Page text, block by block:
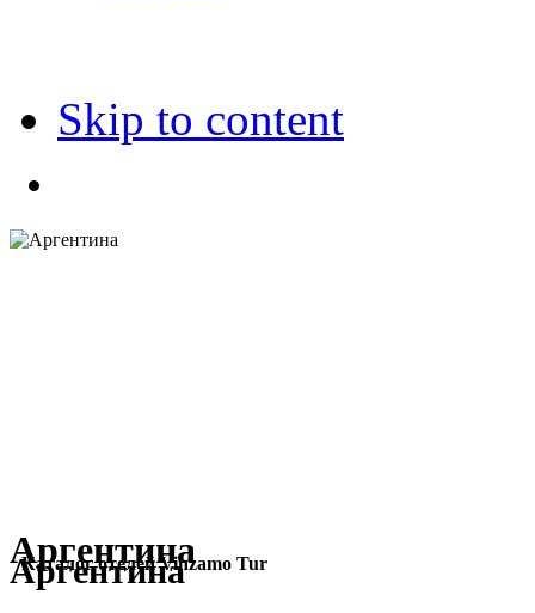
Skip to content
Аргентина
Каталог отелей Vinzamo Tur
Аргентина